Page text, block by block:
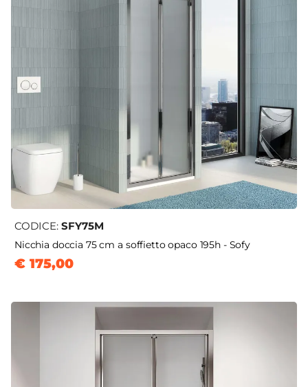
CODICE: SFY75M
Nicchia doccia 75 cm a soffietto opaco 195h - Sofy
€ 175,00